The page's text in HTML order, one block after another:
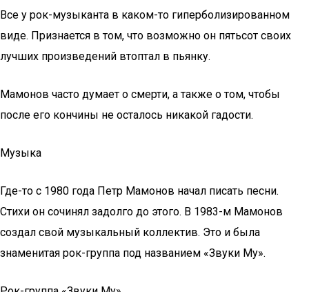
Все у рок-музыканта в каком-то гиперболизированном
виде. Признается в том, что возможно он пятьсот своих
лучших произведений втоптал в пьянку.
Мамонов часто думает о смерти, а также о том, чтобы
после его кончины не осталось никакой гадости.
Музыка
Где-то с 1980 года Петр Мамонов начал писать песни.
Стихи он сочинял задолго до этого. В 1983-м Мамонов
создал свой музыкальный коллектив. Это и была
знаменитая рок-группа под названием «Звуки Му».